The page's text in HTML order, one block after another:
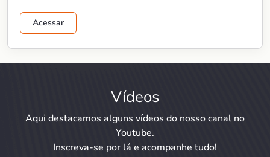
Acessar
Vídeos
Aqui destacamos alguns vídeos do nosso canal no
Youtube.
Inscreva-se por lá e acompanhe tudo!